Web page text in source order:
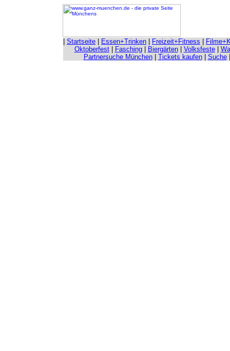
Startseite Essen+Trinken Freizeit+Fitness
Oktoberfest| Fasching| Biergärten| Volksfeste|
Partnersuche München| Tickets kaufen Suche